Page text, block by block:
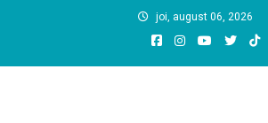
joi, august 06, 2026